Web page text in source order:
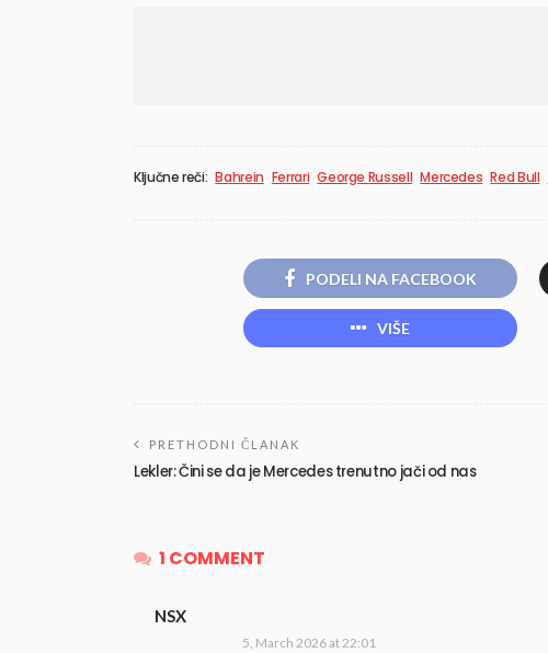
Ključne reči: Bahrein Ferrari George Russell Mercedes Red Bull
PODELI NA FACEBOOK
VIŠE
PRETHODNI ČLANAK
Lekler: Čini se da je Mercedes trenutno jači od nas
1 COMMENT
NSX
5, March 2026 at 22:01